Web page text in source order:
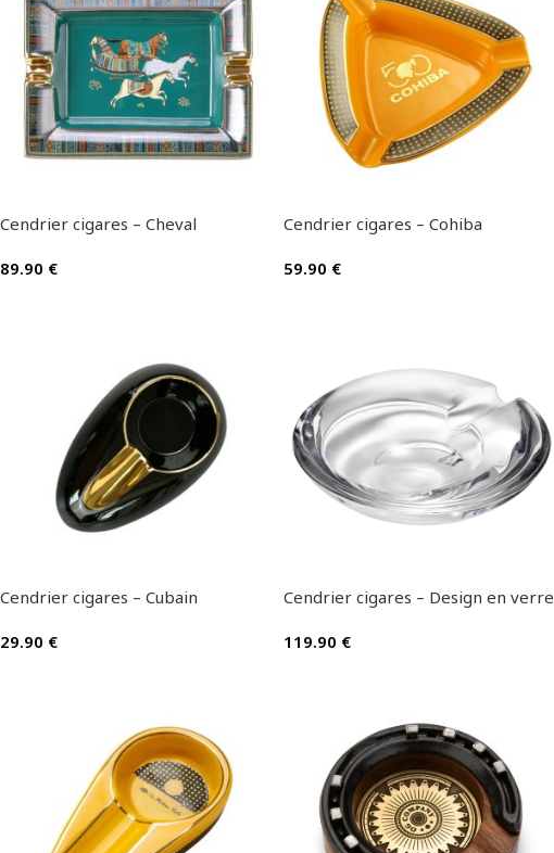
Cendrier cigares – Cheval
89.90 €
Cendrier cigares – Cohiba
59.90 €
Cendrier cigares – Cubain
29.90 €
Cendrier cigares – Design en verre
119.90 €